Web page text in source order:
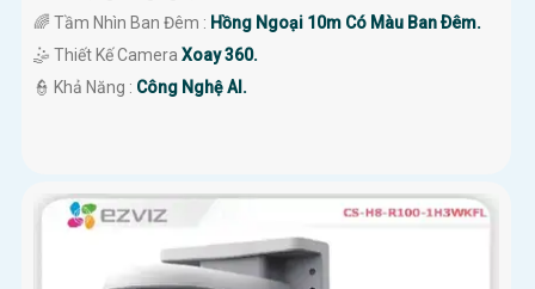
🌈 Tầm Nhìn Ban Đêm : Hồng Ngoại 10m Có Màu Ban Ðêm.
🤹 Thiết Kế Camera Xoay 360.
️👮 Khả Năng : Công Nghệ AI.